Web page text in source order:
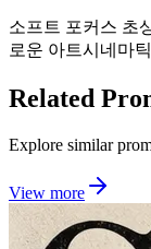
소프트 포커스 초
로운 아트시네마
Related
Explore similar
View more